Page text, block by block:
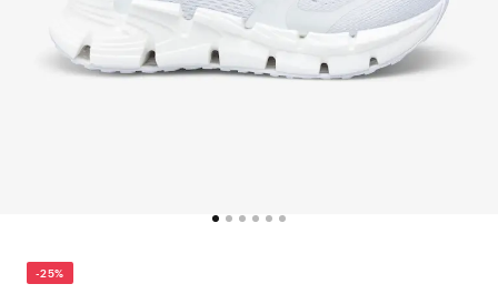
-25%